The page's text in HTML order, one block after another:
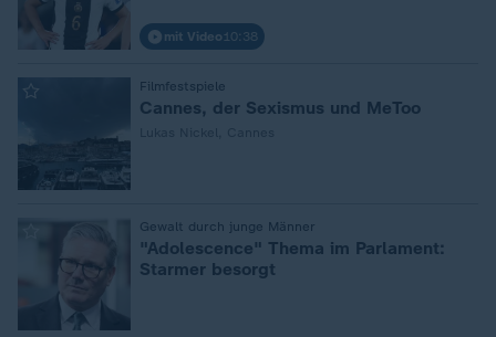
mit Video 10:38
Filmfestspiele
Cannes, der Sexismus und MeToo
Gewalt durch junge Männer
"Adolescence" Thema im Parlament:
Starmer besorgt